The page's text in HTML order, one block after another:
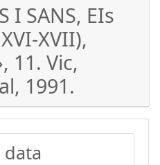
I SANS, EIs
XVII),
11. Vic,
1991.